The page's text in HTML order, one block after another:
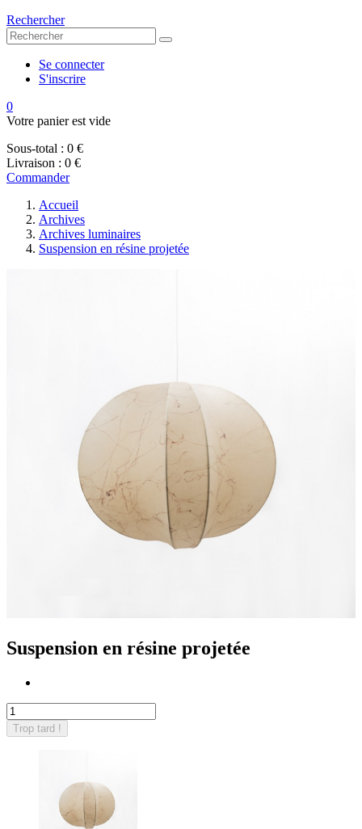
Rechercher
Se connecter
S'inscrire
0
Votre panier est vide
Sous-total : 0 €
Livraison : 0 €
Commander
Accueil
Archives
Archives luminaires
Suspension en résine projetée
Suspension en résine projetée
Trop tard !